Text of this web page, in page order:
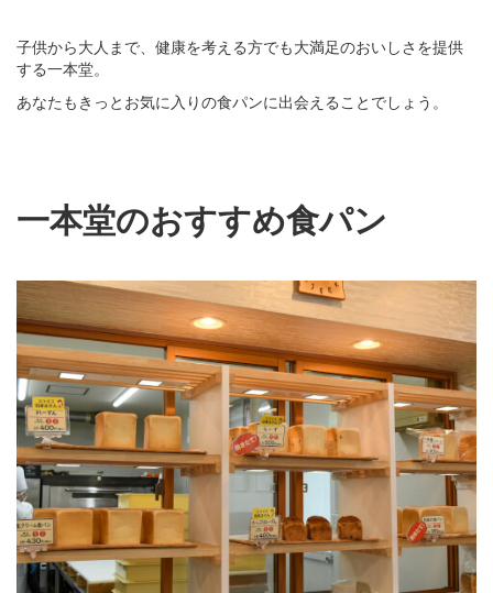
子供から大人まで、健康を考える方でも大満足のおいしさを提供
する一本堂。
あなたもきっとお気に入りの食パンに出会えることでしょう。
一本堂のおすすめ食パン